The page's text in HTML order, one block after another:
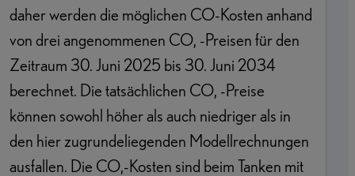
daher werden die möglichen CO-Kosten anhand
von drei angenommenen CO, -Preisen für den
Zeitraum 30. Juni 2025 bis 30. Juni 2034
berechnet. Die tatsächlichen CO, -Preise
können sowohl höher als auch niedriger als in
den hier zugrundeliegenden Modellrechnungen
ausfallen. Die CO,-Kosten sind beim Tanken mit